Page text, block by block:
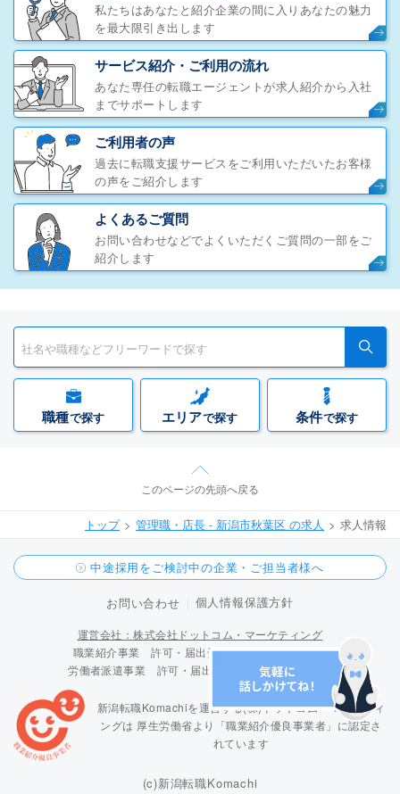
私たちはあなたと紹介企業の間に入りあなたの魅力
を最大限引き出します
サービス紹介・ご利用の流れ
あなた専任の転職エージェントが求人紹介から入社
までサポートします
ご利用者の声
過去に転職支援サービスをご利用いただいたお客様
の声をご紹介します
よくあるご質問
お問い合わせなどでよくいただくご質問の一部をご
紹介します
職種で探す エリアで探す 条件で探す
このページの先頭へ戻る
トップ 管理職・店長 - 新潟市秋葉区 の求人 求人情報
中途採用をご検討中の企業・ご担当者様へ
お問い合わせ 個人情報保護方針
運営会社：株式会社ドットコム・マーケティング
職業紹介事業 許可・届出受理番号 15-ユ-300096
労働者派遣事業 許可・届出受理番号 派 15-300424
新潟転職Komachiを運営する(株)ドットコム・マーケティ
ングは 厚生労働省より「職業紹介優良事業者」に認定さ
れています
(c)新潟転職Komachi